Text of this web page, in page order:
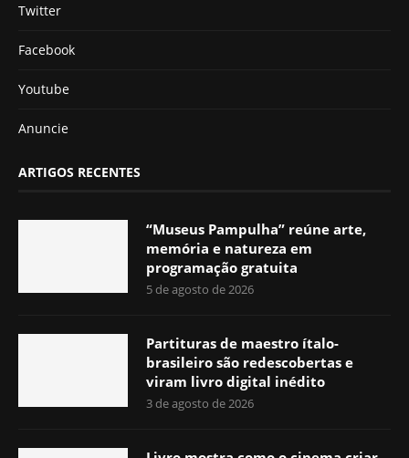
Twitter
Facebook
Youtube
Anuncie
ARTIGOS RECENTES
“Museus Pampulha” reúne arte,
memória e natureza em
programação gratuita
5 de agosto de 2026
Partituras de maestro ítalo-
brasileiro são redescobertas e
viram livro digital inédito
3 de agosto de 2026